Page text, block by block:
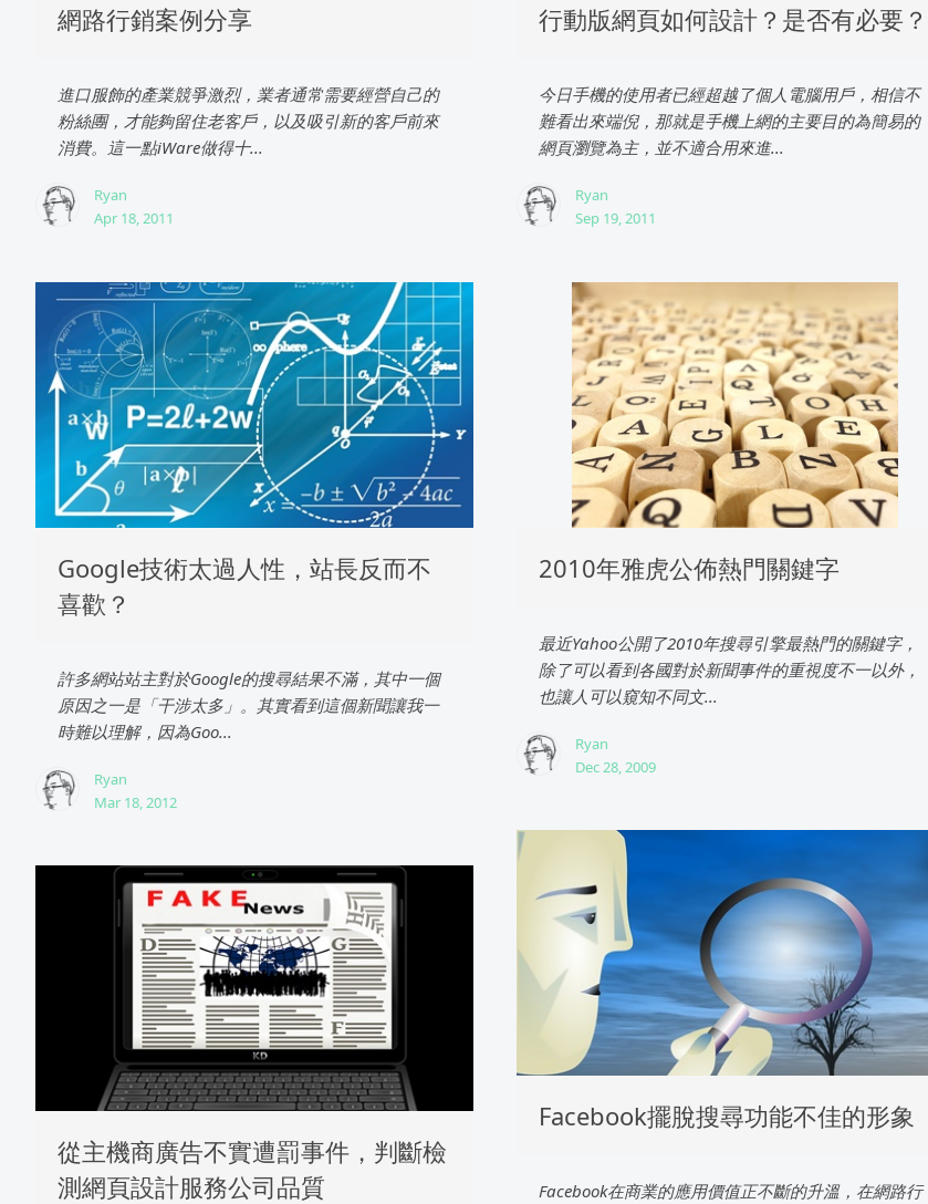
網路行銷案例分享
進口服飾的產業競爭激烈，業者通常需要經營自己的
粉絲團，才能夠留住老客戶，以及吸引新的客戶前來
消費。這一點iWare做得十...
Ryan
Apr 18, 2011
行動版網頁如何設計？是否有必要？
今日手機的使用者已經超越了個人電腦用戶，相信不
難看出來端倪，那就是手機上網的主要目的為簡易的
網頁瀏覽為主，並不適合用來進...
Ryan
Sep 19, 2011
Google技術太過人性，站長反而不
喜歡？
許多網站站主對於Google的搜尋結果不滿，其中一個
原因之一是「干涉太多」。其實看到這個新聞讓我一
時難以理解，因為Goo...
Ryan
Mar 18, 2012
2010年雅虎公佈熱門關鍵字
最近Yahoo公開了2010年搜尋引擎最熱門的關鍵字，
除了可以看到各國對於新聞事件的重視度不一以外，
也讓人可以窺知不同文...
Ryan
Dec 28, 2009
Facebook擺脫搜尋功能不佳的形象
Facebook在商業的應用價值正不斷的升溫，在網路行
從主機商廣告不實遭罰事件，判斷檢
測網頁設計服務公司品質